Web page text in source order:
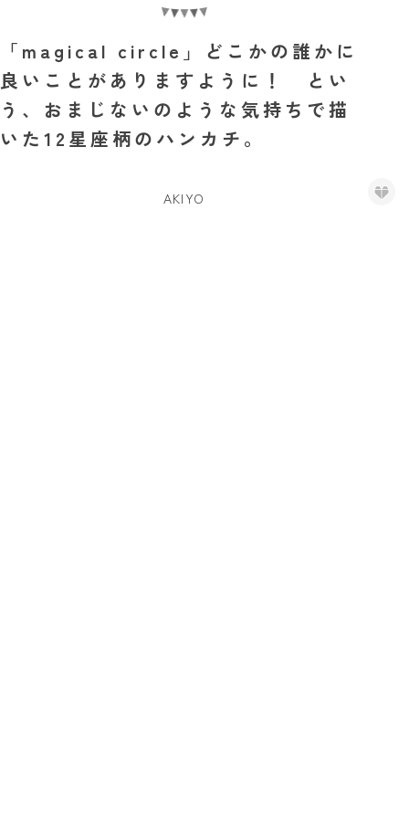
「magical circle」どこかの誰かに
良いことがありますように！ とい
う、おまじないのような気持ちで描
いた12星座柄のハンカチ。
AKIYO